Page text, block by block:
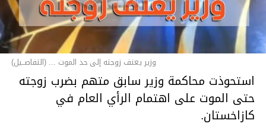
وزير يعنف زوجته إلى حد الموت ... (التفاصــيل)
استحوذت محاكمة وزير سابق متهم بضرب زوجته
حتى الموت على اهتمام الرأي العام في
كازاخستان.